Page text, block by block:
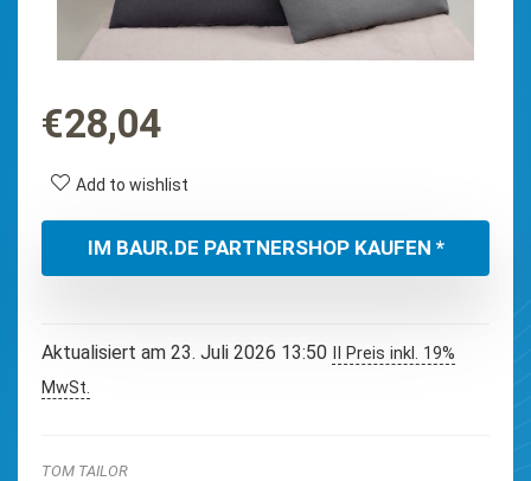
€28,04
Add to wishlist
IM BAUR.DE PARTNERSHOP KAUFEN *
Aktualisiert am 23. Juli 2026 13:50
II Preis inkl. 19%
MwSt.
TOM TAILOR